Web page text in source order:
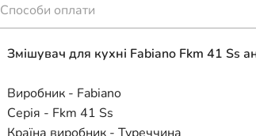
Способи оплати
Змішувач для кухні Fabiano Fkm 41 Ss
Виробник - Fabiano
Серія - Fkm 41 Ss